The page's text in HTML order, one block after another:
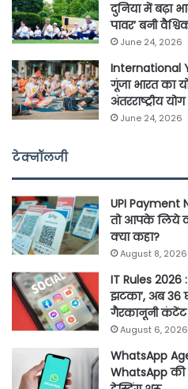
दुनिया में बढ़ा
पावर’ बनी
June 24, 2026
International
गूंजा भारत का
अंतरराष्ट्रीय
June 24, 2026
टेक्नॉलजी
UPI Payment
तो आपके लिये
क्या कहा?
August 8, 2026
IT Rules 2026
झटका’, अब 36
गैरकानूनी कंटेंट
August 6, 2026
WhatsApp
WhatsApp की